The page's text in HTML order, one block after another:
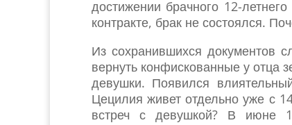
достижении брачного 12-
контракте, брак не состоялся.
Из сохранившихся документов
вернуть конфискованные у отца
девушки. Появился
Цецилия живет отдельно уже с
встреч с девушкой? В июне